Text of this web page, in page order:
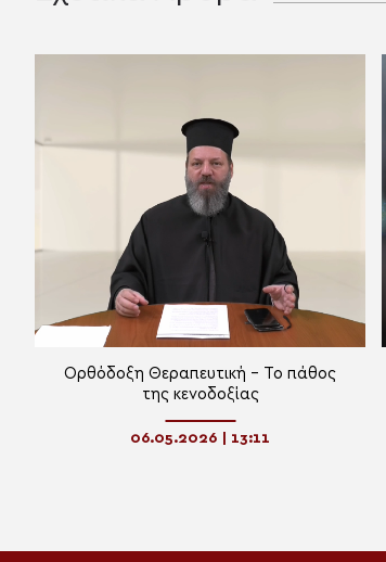
Ορθόδοξη Θεραπευτική – Το πάθος
της κενοδοξίας
06.05.2026 | 13:11